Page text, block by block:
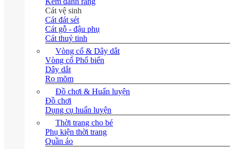
Cát vệ sinh
Cát đát sét
Cát gỗ - đậu phụ
Cát thuỷ tinh
Vòng cổ & Dây dắt
Vòng cổ
Dây dắt
Rọ mõm
Đồ chơi & Huấn luyện
Đồ chơi
Dụng cụ huấn luyện
Thời trang cho bé
Phụ kiện thời trang
Quần áo